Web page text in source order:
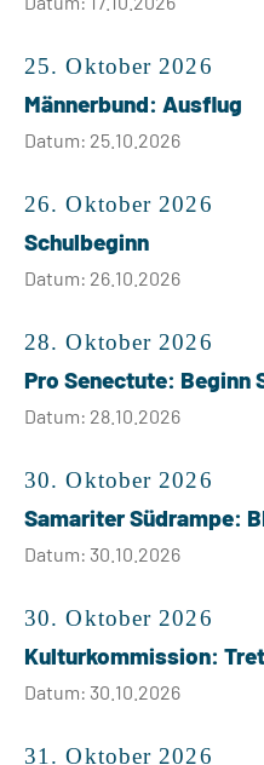
25. Oktober 2026
Männerbund: Ausflug
Datum: 25.10.2026
26. Oktober 2026
Schulbeginn
Datum: 26.10.2026
28. Oktober 2026
Pro Senectute: Beginn
Datum: 28.10.2026
30. Oktober 2026
Samariter Südrampe:
Datum: 30.10.2026
30. Oktober 2026
Kulturkommission:
Datum: 30.10.2026
31. Oktober 2026